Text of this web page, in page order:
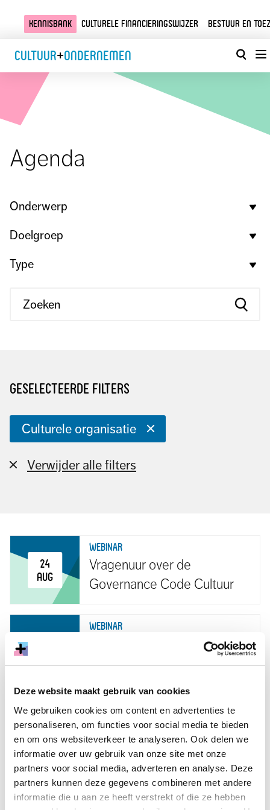
Deze website maakt gebruik van cookies
We gebruiken cookies om content en advertenties te
personaliseren, om functies voor social media te bieden
en om ons websiteverkeer te analyseren. Ook delen we
informatie over uw gebruik van onze site met onze
partners voor social media, adverteren en analyse. Deze
partners kunnen deze gegevens combineren met andere
informatie die u aan ze heeft verstrekt of die ze hebben
Kennisbank Culturele financieringswijzer Bestuur en
Cultuur+Ondernemen
Agenda
Filter:
Onderwerp
Filter:
Doelgroep
Filter:
Type
geselecteerde filters
Culturele organisatie
Verwijder alle filters
24
aug
WEBINAR
Vragenuur over de
Governance Code Cultuur
WEBINAR
Governance Code Cultuur -
sep
WEBINAR
Vragenuur over de
Governance Code Cultuur
BIJEENKOMST